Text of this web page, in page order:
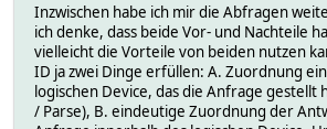
Inzwischen habe ich mir die Abfragen
ich denke, dass beide Vor- und Nachteile
vielleicht die Vorteile von beiden nutzen
ID ja zwei Dinge erfüllen: A. Zuordnung
logischen Device, das die Anfrage gestellt
/ Parse), B. eindeutige Zuordnung der